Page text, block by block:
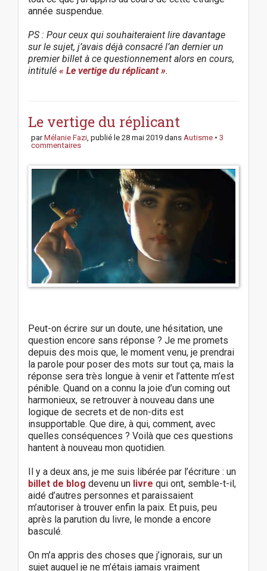
année suspendue.
PS : Pour ceux qui souhaiteraient lire davantage
sur le sujet, j’avais déjà consacré l’an dernier un
premier billet à ce questionnement alors en cours,
intitulé « Le vertige du réplicant ».
s
t
n
v
g
a
o
n
Le vertige du réplicant
parMélanie Fazi, publié le 28 mai 2019 dans Autisme • 3
commentaires
Peut-on écrire sur un doute, une hésitation, une
question encore sans réponse ? Je me promets
depuis des mois que, le moment venu, je prendrai
la parole pour poser des mots sur tout ça, mais la
réponse sera très longue à venir et l’attente m’est
pénible. Quand on a connu la joie d’un coming out
harmonieux, se retrouver à nouveau dans une
logique de secrets et de non-dits est
insupportable. Que dire, à qui, comment, avec
quelles conséquences ? Voilà que ces questions
hantent à nouveau mon quotidien.
Il y a deux ans, je me suis libérée par l’écriture : un
billet de blog devenu un livre qui ont, semble-t-il,
aidé d’autres personnes et paraissaient
m’autoriser à trouver enfin la paix. Et puis, peu
après la parution du livre, le monde a encore
basculé.
On m’a appris des choses que j’ignorais, sur un
sujet auquel je ne m’étais jamais vraiment